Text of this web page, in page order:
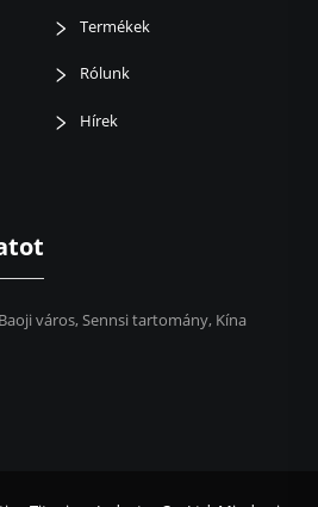
Termékek
Rólunk
Hírek
város, Sennsi tartomány, Kína